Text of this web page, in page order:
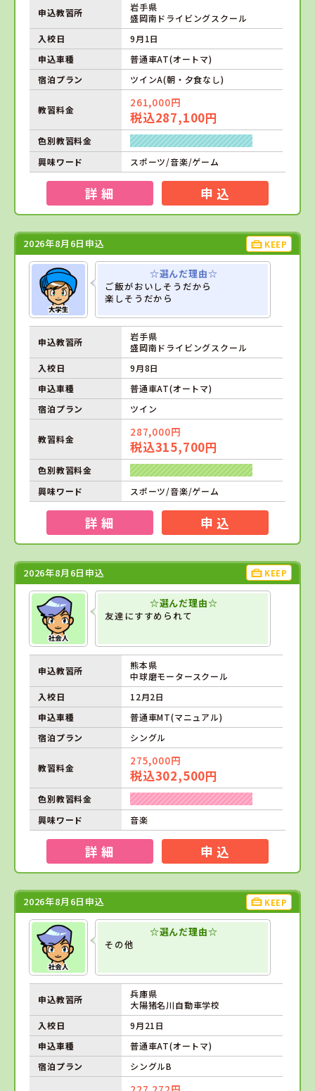
申込教習所
岩手県
盛岡南ドライビングスクール
入校日
9月1日
申込車種
普通車AT(オートマ)
宿泊プラン
ツインA(朝・夕食なし)
教習料金
261,000円
税込287,100円
色別教習料金
興味ワード
スポーツ/音楽/ゲーム
詳 細 申 込
2026年8月6日申込 KEEP
☆選んだ理由☆
ご飯がおいしそうだから
楽しそうだから
申込教習所
岩手県
盛岡南ドライビングスクール
入校日
9月8日
申込車種
普通車AT(オートマ)
宿泊プラン
ツイン
教習料金
287,000円
税込315,700円
色別教習料金
興味ワード
スポーツ/音楽/ゲーム
詳 細 申 込
2026年8月6日申込 KEEP
☆選んだ理由☆
友達にすすめられて
申込教習所
熊本県
中球磨モータースクール
入校日
12月2日
申込車種
普通車MT(マニュアル)
宿泊プラン
シングル
教習料金
275,000円
税込302,500円
色別教習料金
興味ワード
音楽
詳 細 申 込
2026年8月6日申込 KEEP
☆選んだ理由☆
その他
申込教習所
兵庫県
大陽猪名川自動車学校
入校日
9月21日
申込車種
普通車AT(オートマ)
宿泊プラン
シングルB